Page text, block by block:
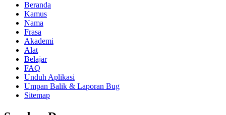
Beranda
Kamus
Nama
Frasa
Akademi
Alat
Belajar
FAQ
Unduh Aplikasi
Umpan Balik & Laporan Bug
Sitemap